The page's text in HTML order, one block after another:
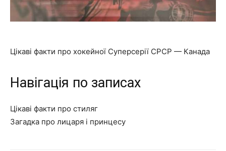
Цікаві факти про хокейної Суперсерії СРСР — Канада
Навігація по записах
Цікаві факти про стиляг
Загадка про лицаря і принцесу